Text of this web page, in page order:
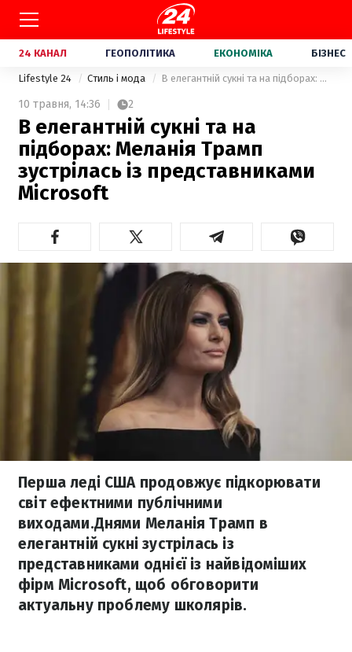
24 КАНАЛ ГЕОПОЛІТИКА ЕКОНОМІКА БІЗНЕС
Lifestyle 24 Стиль і мода В елегантній сукні та на підборах: Меланія Трамп зустрілась із представниками Microsoft
10 травня, 14:36 2
В елегантній сукні та на
підборах: Меланія Трамп
зустрілась із представниками
Microsoft
Перша леді США продовжує підкорювати
світ ефектними публічними
виходами.Днями Меланія Трамп в
елегантній сукні зустрілась із
представниками однієї із найвідоміших
фірм Microsoft, щоб обговорити
актуальну проблему школярів.